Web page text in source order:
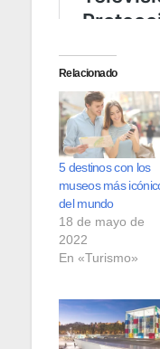
Relacionado
5 destinos con los
museos más
del mundo
18 de mayo de
2022
En «Turismo»